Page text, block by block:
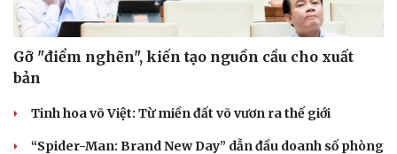
Gỡ "điểm nghẽn", kiến tạo nguồn cầu cho xuất
bản
Tinh hoa võ Việt: Từ miền đất võ vươn ra thế giới
“Spider-Man: Brand New Day” dẫn đầu doanh số phòng